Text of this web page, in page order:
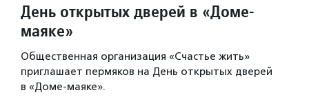
День открытых дверей в «Доме-
маяке»
Общественная организация «Счастье жить»
приглашает пермяков на День открытых дверей
в «Доме-маяке».